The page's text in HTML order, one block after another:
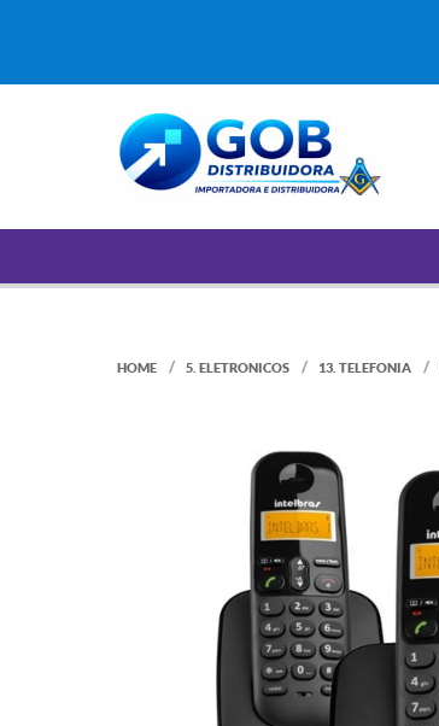
HOME 5. ELETRONICOS 13. TELEFONIA